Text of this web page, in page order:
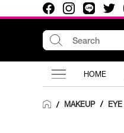
HOME
/ MAKEUP / EYE